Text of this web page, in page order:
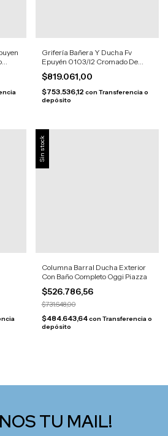
Grifería Bañera Y Ducha Fv
Epuyén 0103/l2 Cromado De
Embutir Cromo
$819.061,00
$753.536,12 con Transferencia o
depósito
Sin stock
Columna Barral Ducha Exterior
Con Baño Completo Oggi Piazza
$526.786,56
$731.648,00
$484.643,64con Transferencia o
depósito
TU MAIL!